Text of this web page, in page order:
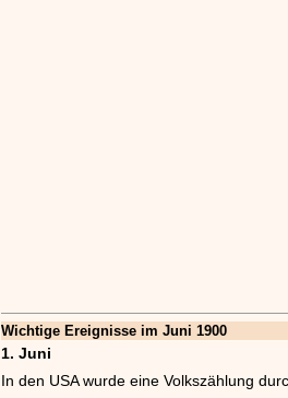
Wichtige Ereignisse im Juni 1900
1. Juni
In den USA wurde eine Volkszählung